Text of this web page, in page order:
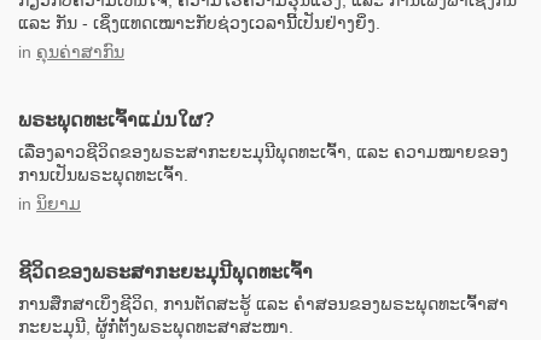
ແລະ ກັນ - ເຊິ່ງແທດເໝາະກັບຊ່ວງເວລານີ້ເປັນຢ່າງຍິ່ງ.
in ຄຸນຄ່າສາກົນ
ພຣະພຸດທະເຈົ້າແມ່ນໃຜ?
ເລື່ອງລາວຊີວິດຂອງພຣະສາກະຍະມຸນີພຸດທະເຈົ້າ, ແລະ ຄວາມໝາຍຂອງ
ການເປັນພຣະພຸດທະເຈົ້າ.
in ນິຍາມ
ຊີວິດຂອງພຣະສາກະຍະມຸນີພຸດທະເຈົ້າ
ການສຶກສາເບິ່ງຊີວິດ, ການຕັດສະຮູ້ ແລະ ຄຳສອນຂອງພຣະພຸດທະເຈົ້າສາ
ກະຍະມຸນີ, ຜູ້ກໍ່ຕັ້ງພຣະພຸດທະສາສະໜາ.